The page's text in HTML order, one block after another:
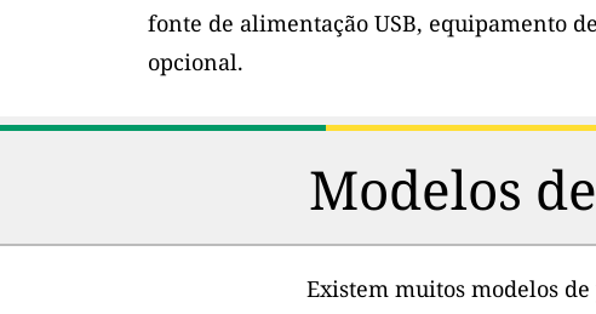
fonte de alimentação USB, equipamento
opcional.
Modelos
Existem muitos modelos